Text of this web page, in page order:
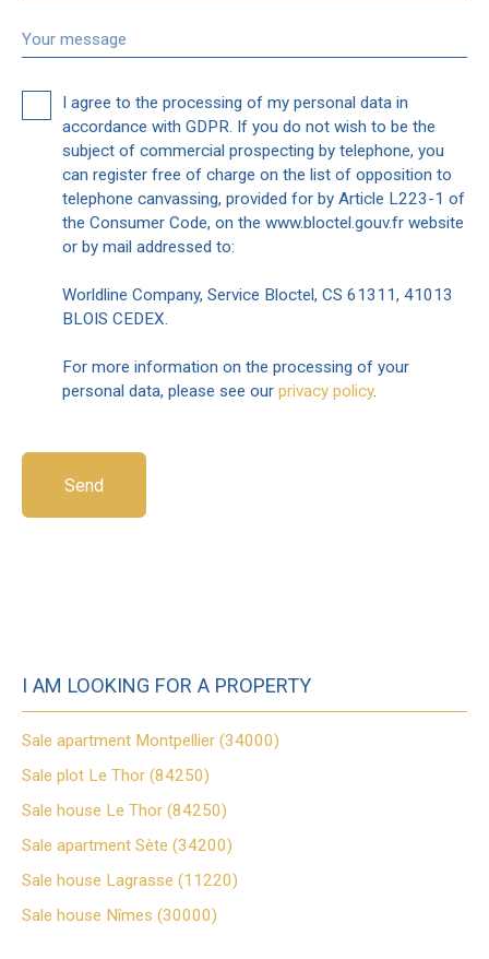
Your message
I agree to the processing of my personal data in
accordance with GDPR. If you do not wish to be the
subject of commercial prospecting by telephone, you
can register free of charge on the list of opposition to
telephone canvassing, provided for by Article L223-1 of
the Consumer Code, on the www.bloctel.gouv.fr website
or by mail addressed to:
Worldline Company, Service Bloctel, CS 61311, 41013
BLOIS CEDEX.
For more information on the processing of your
personal data, please see our privacy policy.
Send
I AM LOOKING FOR A PROPERTY
Sale apartment Montpellier (34000)
Sale plot Le Thor (84250)
Sale house Le Thor (84250)
Sale apartment Sète (34200)
Sale house Lagrasse (11220)
Sale house Nîmes (30000)